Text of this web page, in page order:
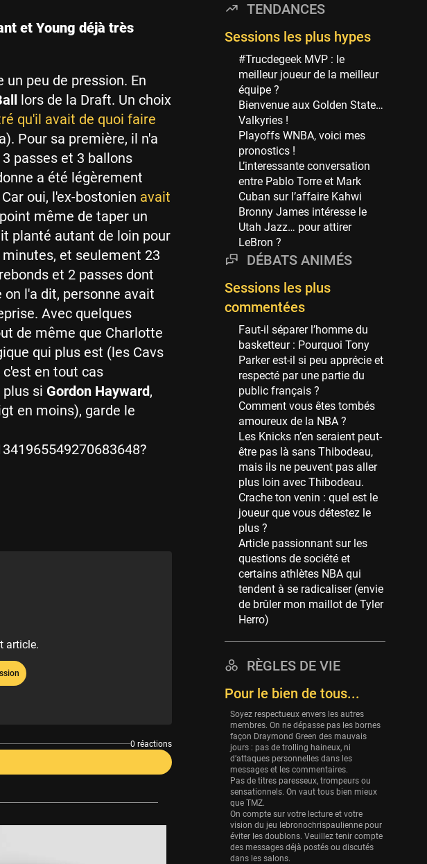
et Young déjà très
peu de pression. En
lors de la Draft. Un choix
qu'il avait de quoi faire
Pour sa première, il n'a
passes et 3 ballons
a été légèrement
oui, l'ex-bostonien avait
même de taper un
planté autant de loin pour
et seulement 23
et 2 passes dont
l'a dit, personne avait
Avec quelques
de même que Charlotte
qui plus est (les Cavs
en tout cas
si Gordon Hayward,
en moins), garde le
article.
0 réactions
Philadelphia Sixers
89 sessions
Milwaukee Bucks
82 sessions
Hoop Culture
73 sessions
Oklahoma City Thunder
69 sessions
Phoenix Suns
69 sessions
Miami Heat
63 sessions
Los Angeles Clippers
61 sessions
Indiana Pacers
53 sessions
New Orleans Pelicans
53 sessions
Jeux Olympiques
52 sessions
Atlanta Hawks
45 sessions
Chicago Bulls
41 sessions
Memphis Grizzlies
39 sessions
Cleveland Cavaliers
Orlando Magic
36 sessions
Euroleague
34 sessions
Charlotte Hornets
31 sessions
Washington Wizards
29 sessions
Portland Trail Blazers
27 sessions
Eurobasket
25 sessions
Detroit Pistons
25 sessions
TENDANCES
Sessions les plus hypes
#Trucdegeek MVP : le
meilleur joueur de la meilleur
équipe ?
Bienvenue aux Golden State…
Valkyries !
Playoffs WNBA, voici mes
pronostics !
L’interessante conversation
entre Pablo Torre et Mark
Cuban sur l’affaire Kahwi
Bronny James intéresse le
Utah Jazz… pour attirer
LeBron ?
DÉBATS ANIMÉS
Sessions les plus
commentées
Faut-il séparer l’homme du
basketteur : Pourquoi Tony
Parker est-il si peu apprécie et
respecté par une partie du
public français ?
Comment vous êtes tombés
amoureux de la NBA ?
Les Knicks n’en seraient peut-
être pas là sans Thibodeau,
mais ils ne peuvent pas aller
plus loin avec Thibodeau.
Crache ton venin : quel est le
joueur que vous détestez le
plus ?
Article passionnant sur les
questions de société et
certains athlètes NBA qui
tendent à se radicaliser (envie
de brûler mon maillot de Tyler
Herro)
RÈGLES DE VIE
Pour le bien de tous...
Soyez respectueux envers les autres
membres. On ne dépasse pas les bornes
façon Draymond Green des mauvais
jours : pas de trolling haineux, ni
d’attaques personnelles dans les
messages et les commentaires.
Pas de titres paresseux, trompeurs ou
sensationnels. On vaut tous bien mieux
que TMZ.
On compte sur votre lecture et votre
vision du jeu lebronochrispaulienne pour
éviter les doublons. Veuillez tenir compte
des messages déjà postés ou discutés
dans les salons.